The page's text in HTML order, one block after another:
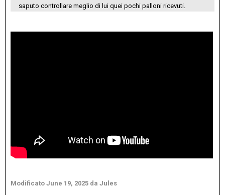
saputo controllare meglio di lui quei pochi palloni ricevuti.
Modificato June 19, 2025 da Jules